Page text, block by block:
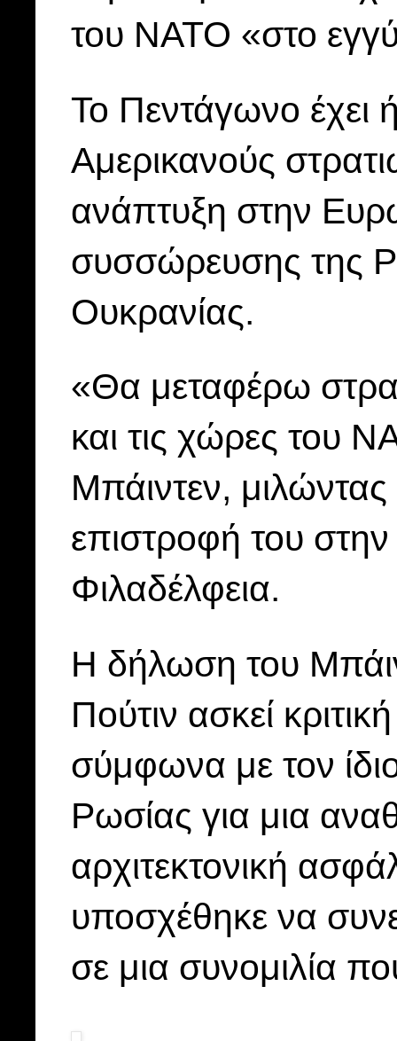
του ΝΑΤΟ «στο
Το Πεντάγωνο έχει
Αμερικανούς
ανάπτυξη στην
συσσώρευσης της
Ουκρανίας.
«Θα μεταφέρω
και τις χώρες του
Μπάιντεν,
επιστροφή του
Φιλαδέλφεια.
Η δήλωση του
Πούτιν ασκεί
σύμφωνα με τον
Ρωσίας για μια
αρχιτεκτονική
υποσχέθηκε να
σε μια συνομιλία